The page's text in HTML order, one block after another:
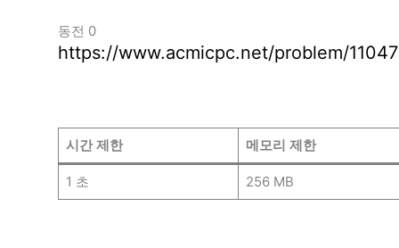
동전 0
https://www.acmicpc.net/problem/11047
시간 제한 메모리 제한
1 초 256 MB